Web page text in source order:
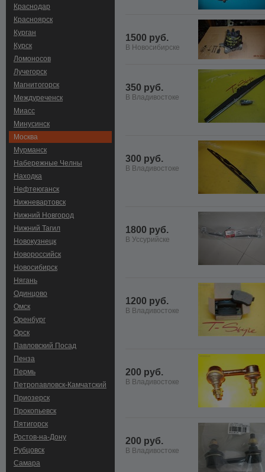
Краснодар
Красноярск
Курган
Курск
Ломоносов
Лучегорск
Магнитогорск
Междуреченск
Миасс
Минусинск
Москва
Мурманск
Набережные Челны
Находка
Нефтеюганск
Нижневартовск
Нижний Новгород
Нижний Тагил
Новокузнецк
Новороссийск
Новосибирск
Нягань
Одинцово
Омск
Оренбург
Орск
Павловский Посад
Пенза
Пермь
Петропавловск-Камчатский
Приозерск
Прокопьевск
Пятигорск
Ростов-на-Дону
Рубцовск
Самара
1500 руб.
В Новосибирске
350 руб.
В Владивостоке
300 руб.
В Владивостоке
1800 руб.
В Уссурийске
1200 руб.
В Владивостоке
200 руб.
В Владивостоке
200 руб.
В Владивостоке